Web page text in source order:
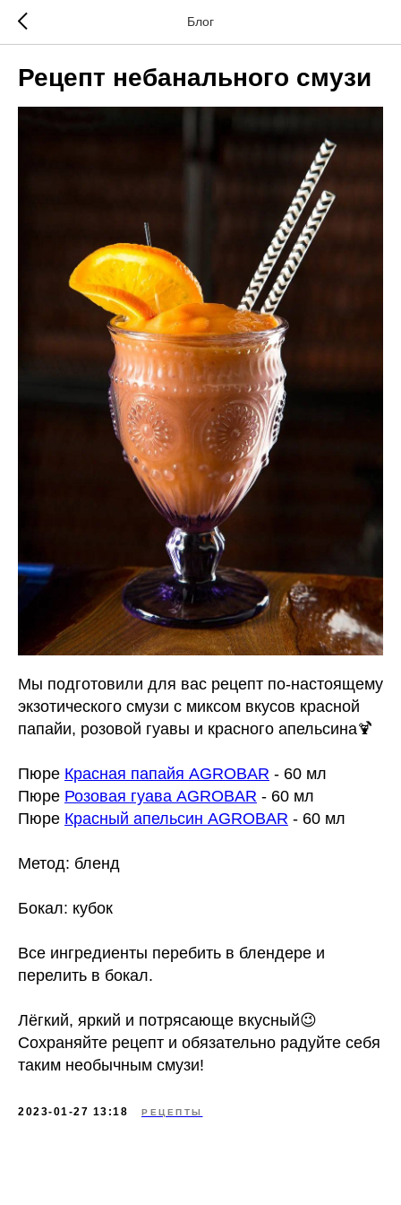
Блог
Рецепт небанального смузи
Мы подготовили для вас рецепт по-настоящему
экзотического смузи с миксом вкусов красной
папайи, розовой гуавы и красного апельсина🍹
Пюре Красная папайя AGROBAR - 60 мл
Пюре Розовая гуава AGROBAR - 60 мл
Пюре Красный апельсин AGROBAR - 60 мл
Метод: бленд
Бокал: кубок
Все ингредиенты перебить в блендере и
перелить в бокал.
Лёгкий, яркий и потрясающе вкусный😉
Сохраняйте рецепт и обязательно радуйте себя
таким необычным смузи!
2023-01-27 13:18 РЕЦЕПТЫ